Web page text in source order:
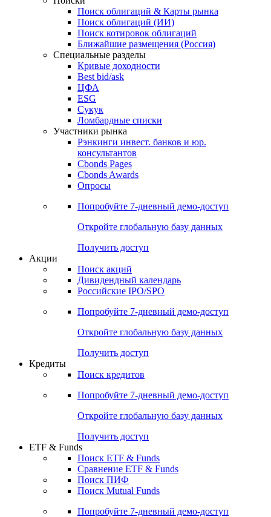
Поиск облигаций & Карты рынка
Поиск облигаций (ИИ)
Поиск котировок облигаций
Ближайшие размещения (Россия)
Специальные разделы
Кривые доходности
Best bid/ask
ЦФА
ESG
Сукук
Ломбардные списки
Участники рынка
Рэнкинги инвест. банков и юр.
консультантов
Cbonds Pages
Cbonds Awards
Опросы
Попробуйте 7-дневный демо-доступ
Откройте глобальную базу данных
Получить доступ
Акции
Поиск акций
Дивидендный календарь
Российские IPO/SPO
Попробуйте 7-дневный демо-доступ
Откройте глобальную базу данных
Получить доступ
Кредиты
Поиск кредитов
Попробуйте 7-дневный демо-доступ
Откройте глобальную базу данных
Получить доступ
ETF & Funds
Поиск ETF & Funds
Сравнение ETF & Funds
Поиск ПИФ
Поиск Mutual Funds
Попробуйте 7-дневный демо-доступ